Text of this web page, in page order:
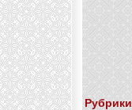
Рубрики